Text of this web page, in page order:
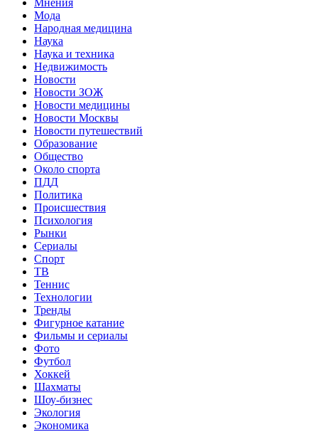
Мода
Народная медицина
Наука
Наука и техника
Недвижимость
Новости
Новости ЗОЖ
Новости медицины
Новости Москвы
Новости путешествий
Образование
Общество
Около спорта
ПДД
Политика
Происшествия
Психология
Рынки
Сериалы
Спорт
ТВ
Теннис
Технологии
Тренды
Фигурное катание
Фильмы и сериалы
Фото
Футбол
Хоккей
Шахматы
Шоу-бизнес
Экология
Экономика